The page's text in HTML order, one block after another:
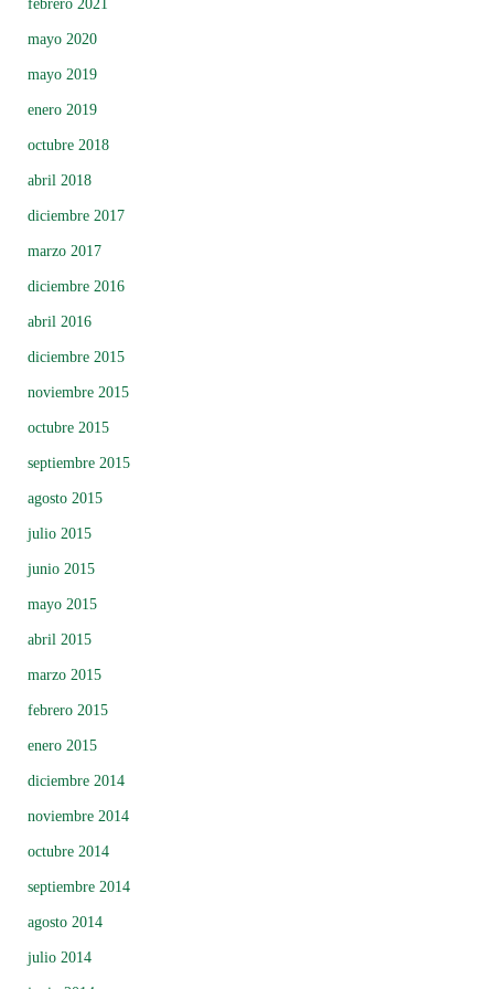
febrero 2021
mayo 2020
mayo 2019
enero 2019
octubre 2018
abril 2018
diciembre 2017
marzo 2017
diciembre 2016
abril 2016
diciembre 2015
noviembre 2015
octubre 2015
septiembre 2015
agosto 2015
julio 2015
junio 2015
mayo 2015
abril 2015
marzo 2015
febrero 2015
enero 2015
diciembre 2014
noviembre 2014
octubre 2014
septiembre 2014
agosto 2014
julio 2014